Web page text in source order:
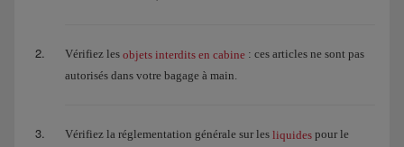
Vérifiez les objets interdits en cabine : ces articles ne sont pas
autorisés dans votre bagage à main.
Vérifiez la réglementation générale sur les liquides pour le